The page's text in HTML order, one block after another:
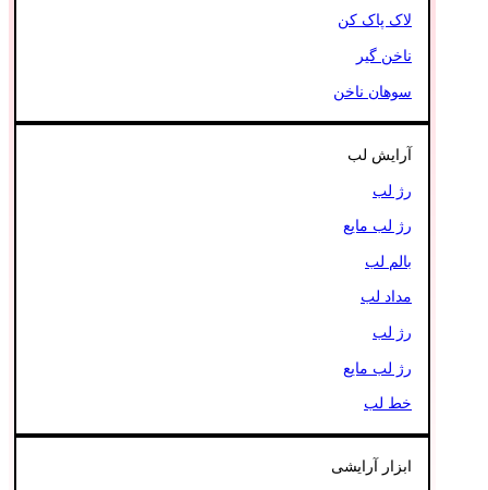
لاک پاک کن
ناخن گیر
سوهان ناخن
آرایش لب
رژ لب
رژ لب مایع
بالم لب
مداد لب
رژ لب
رژ لب مایع
خط لب
ابزار آرایشی